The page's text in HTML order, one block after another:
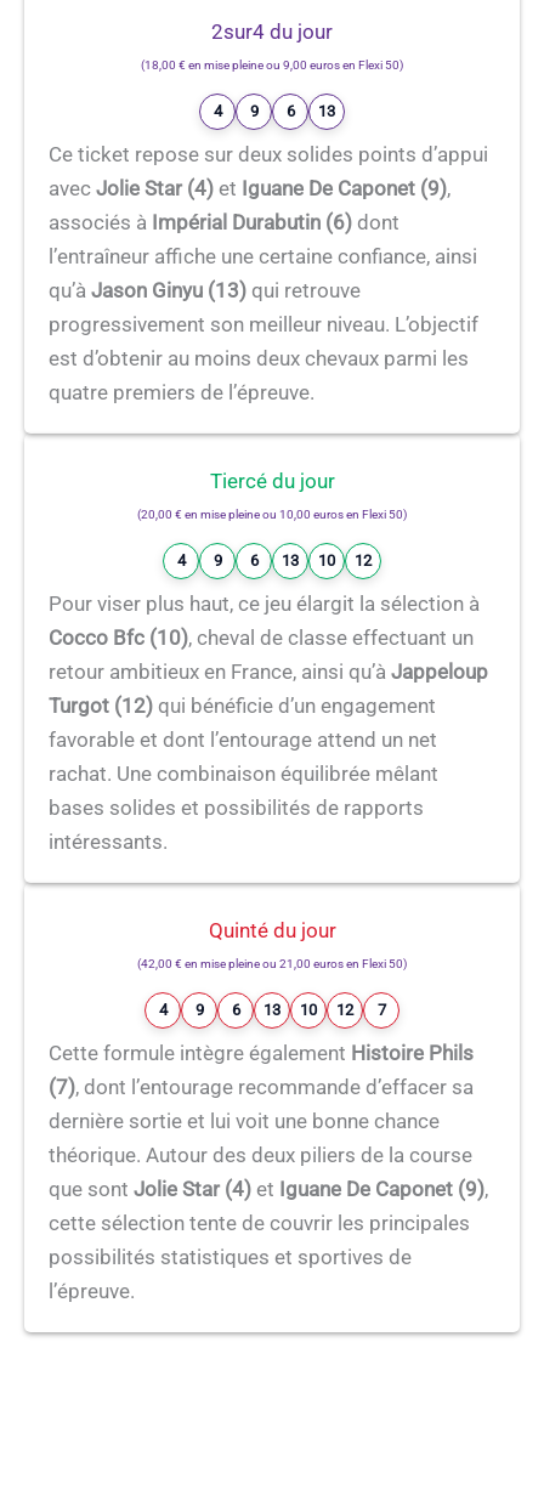
2sur4 du jour
(18,00 € en mise pleine ou 9,00 euros en Flexi 50)
4 9 6 13
Ce ticket repose sur deux solides points d’appui
avec Jolie Star (4) et Iguane De Caponet (9),
associés à Impérial Durabutin (6) dont
l’entraîneur affiche une certaine confiance, ainsi
qu’à Jason Ginyu (13) qui retrouve
progressivement son meilleur niveau. L’objectif
est d’obtenir au moins deux chevaux parmi les
quatre premiers de l’épreuve.
Tiercé du jour
(20,00 € en mise pleine ou 10,00 euros en Flexi 50)
4 9 6 13 10 12
Pour viser plus haut, ce jeu élargit la sélection à
Cocco Bfc (10), cheval de classe effectuant un
retour ambitieux en France, ainsi qu’à Jappeloup
Turgot (12) qui bénéficie d’un engagement
favorable et dont l’entourage attend un net
rachat. Une combinaison équilibrée mêlant
bases solides et possibilités de rapports
intéressants.
Quinté du jour
(42,00 € en mise pleine ou 21,00 euros en Flexi 50)
4 9 6 13 10 12 7
Cette formule intègre également Histoire Phils
(7), dont l’entourage recommande d’effacer sa
dernière sortie et lui voit une bonne chance
théorique. Autour des deux piliers de la course
que sont Jolie Star (4) et Iguane De Caponet (9),
cette sélection tente de couvrir les principales
possibilités statistiques et sportives de
l’épreuve.